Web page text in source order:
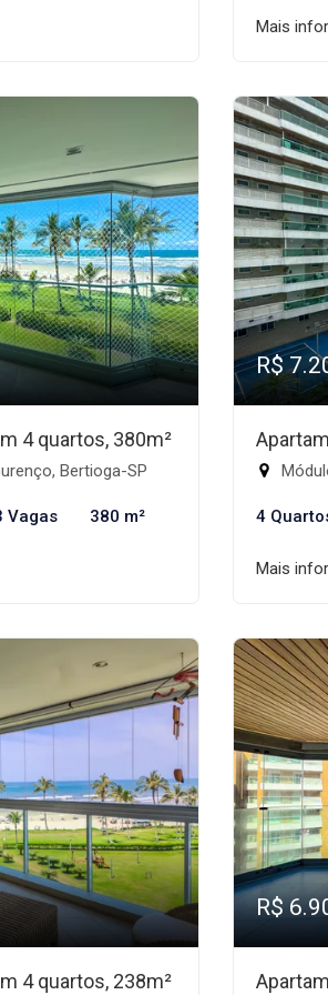
Mais
4 quartos, 380m²
Bertioga-SP
Vagas 380 m²
R$
4
Mais
4 quartos, 238m²
R$